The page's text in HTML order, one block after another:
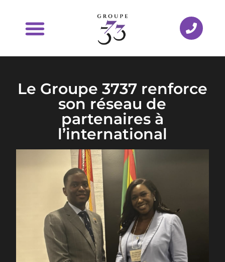
Le Groupe 3737 renforce
son réseau de
partenaires à
l’international